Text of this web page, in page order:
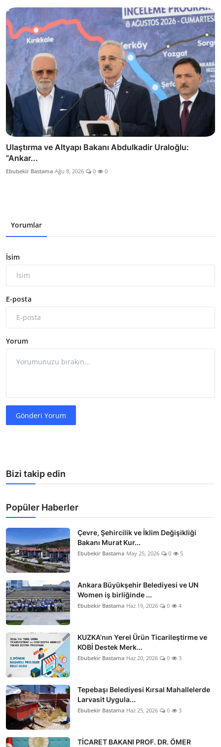
Ulaştırma ve Altyapı Bakanı Abdulkadir Uraloğlu:
“Ankar...
Ebubekir Bastama Ağu 8, 2026 0 0
Yorumlar
İsim
E-posta
Yorum
Gönderi Yorum
Bizi takip edin
Popüler Haberler
Çevre, Şehircilik ve İklim Değişikliği
Bakanı Murat Kur...
Ebubekir Bastama May 25, 2026 0 5
Ankara Büyükşehir Belediyesi ve UN
Women iş birliğinde ...
Ebubekir Bastama Haz 19, 2026 0 4
KUZKA’nın Yerel Ürün Ticarileştirme ve
KOBİ Destek Merk...
Ebubekir Bastama Haz 20, 2026 0 3
Tepebaşı Belediyesi Kırsal Mahallelerde
Larvasit Uygula...
Ebubekir Bastama Haz 25, 2026 0 3
TİCARET BAKANI PROF. DR. ÖMER